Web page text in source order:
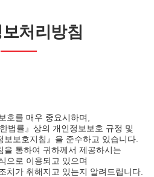
이메일무단수집거부
처리방침
호를 매우 중요시하며,
법률』상의 개인정보보호 규정 및
보호지침』을 준수하고 있습니다.
을 통하여 귀하께서 제공하시는
으로 이용되고 있으며
치가 취해지고 있는지 알려드립니다.